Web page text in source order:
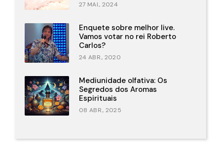
27 MAI., 2024
Enquete sobre melhor live.
Vamos votar no rei Roberto
Carlos?
24 ABR., 2020
Mediunidade olfativa: Os
Segredos dos Aromas
Espirituais
08 ABR., 2025